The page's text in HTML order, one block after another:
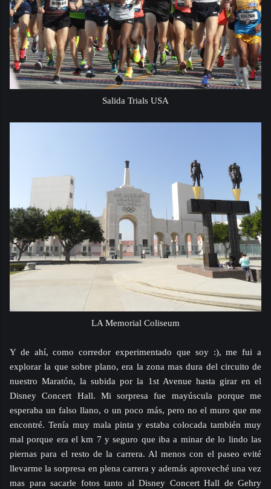
Salida Trials USA
LA Memorial Coliseum
Y de ahí, como corredor experimentado que soy :), me fui a
explorar la que sobre plano, era la zona mas dura del circuito de
nuestro Maratón, la subida por la 1st Avenue hasta girar en el
Disney Concert Hall. Mi sorpresa fue mayúscula porque me
esperaba un falso llano, o un poco más, pero no el muro que me
encontré. Tenía muy mala pinta y estaba colocada también muy
mal porque era el km 7 y seguro que iba a minar de lo lindo las
piernas para el resto de la carrera. Al menos con el paseo evité
llevarme la sorpresa en plena carrera y además aproveché una vez
mas para sacarle fotos tanto al Disney Concert Hall de Gehry